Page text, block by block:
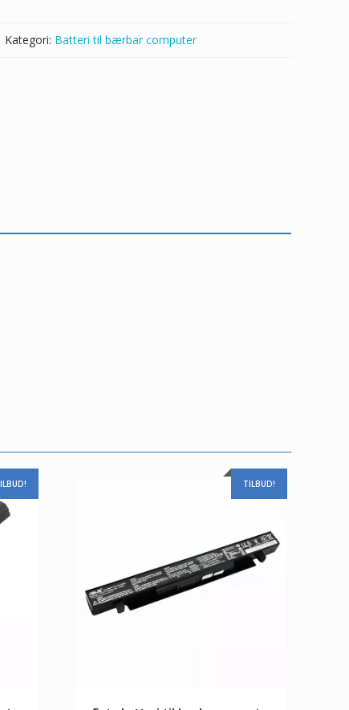
Kategori: Batteri til bærbar computer
TILBUD!